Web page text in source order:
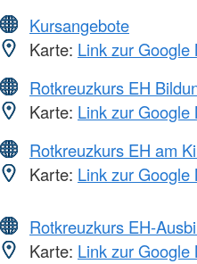
Kursangebote
Karte: Link zur Google
Rotkreuzkurs EH
Karte: Link zur Google
Rotkreuzkurs EH am
Karte: Link zur Google
Rotkreuzkurs EH-
Karte: Link zur Google